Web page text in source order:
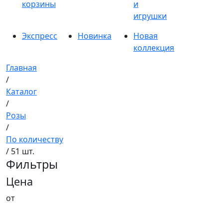
корзины
и
игрушки
Экспресс
Новинка
Новая
коллекция
Главная
/
Каталог
/
Розы
/
По количеству
/ 51 шт.
Фильтры
Цена
от